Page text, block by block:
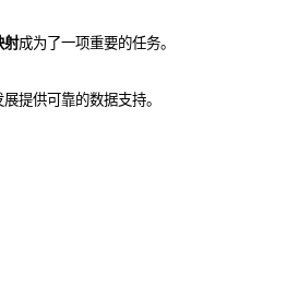
射成为了一项重要的任务。
提供可靠的数据支持。